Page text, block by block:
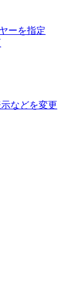
ーを指定
などを変更